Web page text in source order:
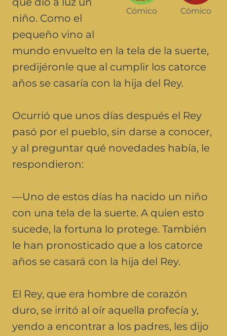
Cómico
Cómico
niño. Como el
pequeño vino al
mundo envuelto en la tela de la suerte,
predijéronle que al cumplir los catorce
años se casaría con la hija del Rey.
Ocurrió que unos días después el Rey
pasó por el pueblo, sin darse a conocer,
y al preguntar qué novedades había, le
respondieron:
—Uno de estos días ha nacido un niño
con una tela de la suerte. A quien esto
sucede, la fortuna lo protege. También
le han pronosticado que a los catorce
años se casará con la hija del Rey.
El Rey, que era hombre de corazón
duro, se irritó al oír aquella profecía y,
yendo a encontrar a los padres, les dijo